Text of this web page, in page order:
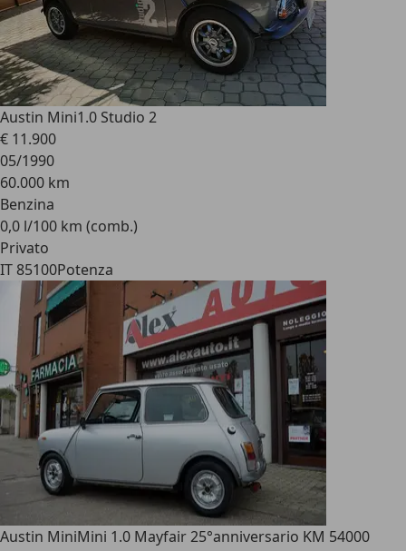
Austin Mini1.0 Studio 2
€ 11.900
05/1990
60.000 km
Benzina
0,0 l/100 km (comb.)
Privato
IT 85100Potenza
Austin MiniMini 1.0 Mayfair 25°anniversario KM 54000